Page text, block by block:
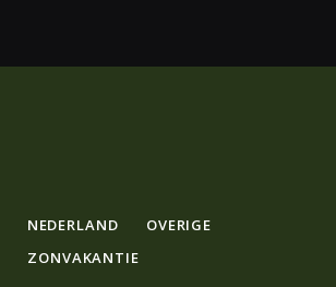
NEDERLAND
OVERIGE
ZONVAKANTIE